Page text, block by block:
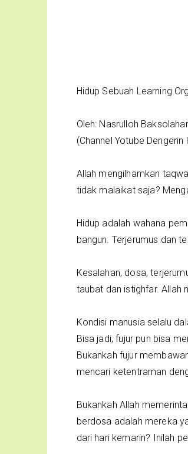
Hidup Sebuah Learning
Oleh: Nasrulloh Baksolahar
(Channel Yotube Dengerin
Allah mengilhamkan
tidak malaikat saja?
Hidup adalah wahana
bangun. Terjerumus dan
Kesalahan, dosa,
taubat dan istighfar. Allah
Kondisi manusia selalu
Bisa jadi, fujur pun bisa
Bukankah fujur
mencari ketentraman
Bukankah Allah
berdosa adalah mereka
dari hari kemarin? Inilah